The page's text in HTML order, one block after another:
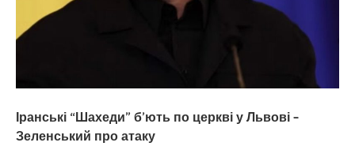
Іранські “Шахеди” б’ють по церкві у Львові –
Зеленський про атаку